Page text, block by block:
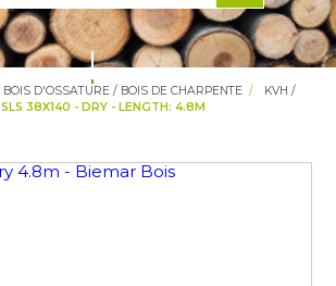
BOIS D'OSSATURE / BOIS DE CHARPENTE
KVH /
SLS 38X140 - DRY - LENGTH: 4.8M